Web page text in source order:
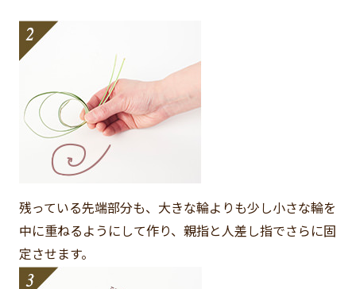
残っている先端部分も、大きな輪よりも少し小さな輪を
中に重ねるようにして作り、親指と人差し指でさらに固
定させます。